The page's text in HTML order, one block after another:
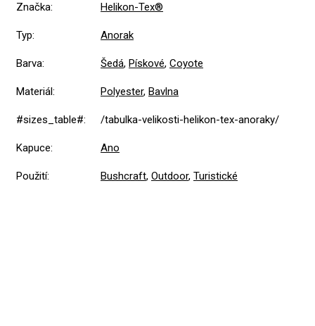
Značka: Helikon-Tex®
Typ: Anorak
Barva: Šedá, Pískové, Coyote
Materiál: Polyester, Bavlna
#sizes_table#: /tabulka-velikosti-helikon-tex-anoraky/
Kapuce: Ano
Použití: Bushcraft, Outdoor, Turistické